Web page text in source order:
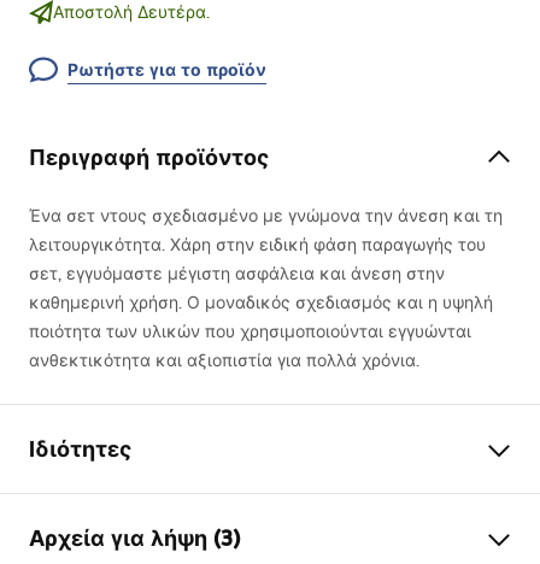
Αποστολή Δευτέρα.
Ρωτήστε για το προϊόν
Περιγραφή προϊόντος
Ένα σετ ντους σχεδιασμένο με γνώμονα την άνεση και τη
λειτουργικότητα. Χάρη στην ειδική φάση παραγωγής του
σετ, εγγυόμαστε μέγιστη ασφάλεια και άνεση στην
καθημερινή χρήση. Ο μοναδικός σχεδιασμός και η υψηλή
ποιότητα των υλικών που χρησιμοποιούνται εγγυώνται
ανθεκτικότητα και αξιοπιστία για πολλά χρόνια.
Ιδιότητες
Υλικό
Αρχεία για λήψη (3)